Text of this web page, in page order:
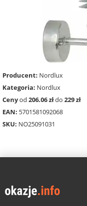
Producent: Nordlux
Kategoria: Nordlux
Cenyod 206.06 złdo 229 zł
EAN: 5701581092068
SKU: NO25091031